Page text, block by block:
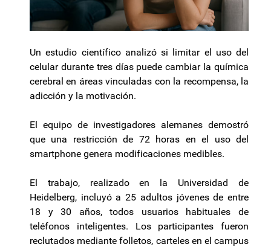
Un estudio científico analizó si limitar el uso del
celular durante tres días puede cambiar la química
cerebral en áreas vinculadas con la recompensa, la
adicción y la motivación.
El equipo de investigadores alemanes demostró
que una restricción de 72 horas en el uso del
smartphone genera modificaciones medibles.
El trabajo, realizado en la Universidad de
Heidelberg, incluyó a 25 adultos jóvenes de entre
18 y 30 años, todos usuarios habituales de
teléfonos inteligentes. Los participantes fueron
reclutados mediante folletos, carteles en el campus